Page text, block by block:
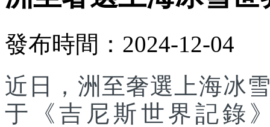
發布時間：2024-12-04
近日，洲至奢選上海冰
于《吉尼斯世界記錄